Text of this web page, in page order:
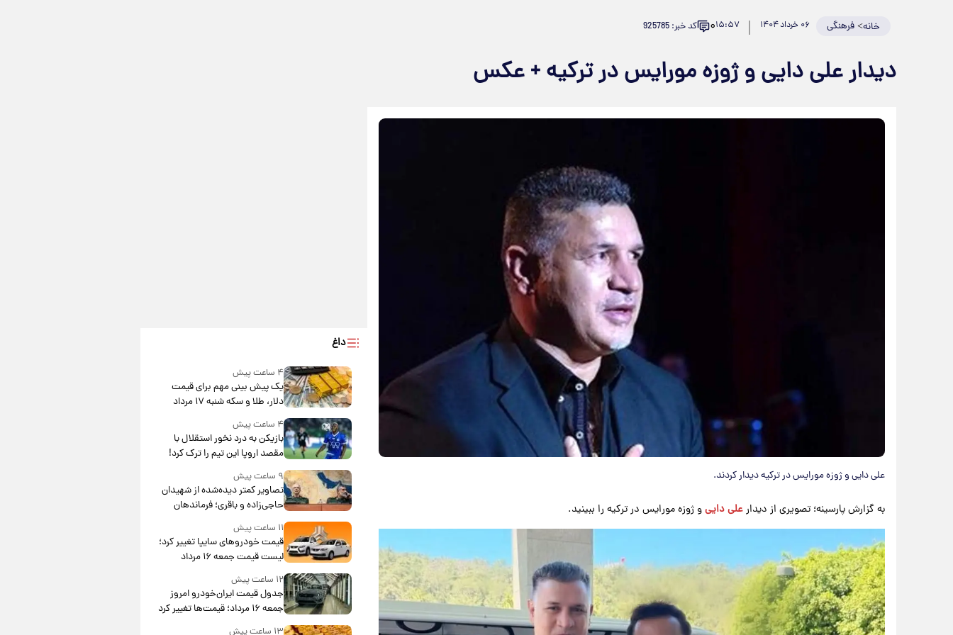
خانه>فرهنگی ۰۶ خرداد ۱۴۰۴ ۱۵:۵۷۰ کد خبر: 925785
دیدار علی دایی و ژوزه مورایس در ترکیه + عکس
علی دایی و ژوزه مورایس در ترکیه دیدار کردند.
به گزارش پارسینه؛ تصویری از دیدارعلی داییو ژوزه مورایس در ترکیه را ببینید.
داغ
۴ ساعت پیش
یک پیش ‌بینی مهم برای قیمت
دلار، طلا و سکه شنبه ۱۷ مرداد
۱۴۰۵
۴ ساعت پیش
بازیکن به درد نخور استقلال با
مقصد اروپا این تیم را ترک کرد!
۹ ساعت پیش
تصاویر کمتر دیده‌شده از شهیدان
حاجی‌زاده و باقری؛ فرماندهان
شهید هوافضای ایران
۱۱ ساعت پیش
قیمت خودروهای سایپا تغییر کرد؛
لیست قیمت جمعه ۱۶ مرداد
منتشر شد
۱۲ ساعت پیش
جدول قیمت ایران‌خودرو امروز
جمعه ۱۶ مرداد؛ قیمت‌ها تغییر کرد
۱۳ ساعت پیش